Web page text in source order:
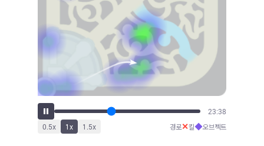
25:09
0.5x 1x 1.5x 경로✕킬◆오브젝트